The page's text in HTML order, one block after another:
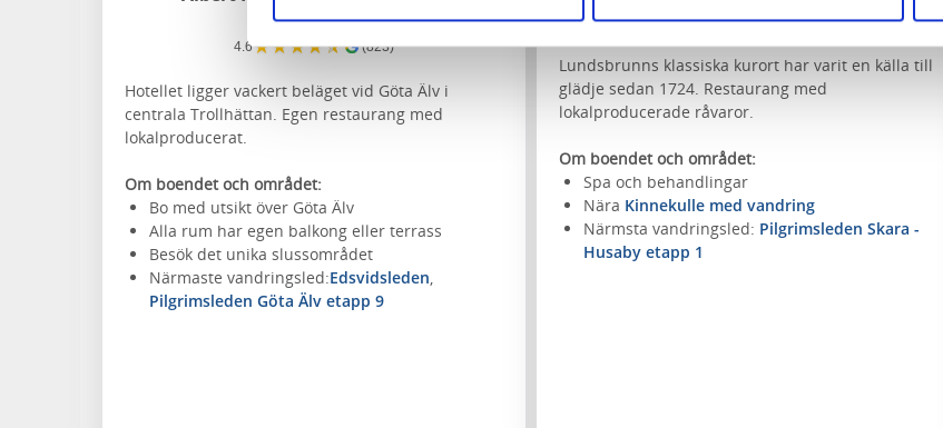
Trollhättan
4.6★★★★★ (823)
Hotellet ligger vackert beläget vid Göta Älv i
centrala Trollhättan. Egen restaurang med
lokalproducerat.
Om boendet och området:
Bo med utsikt över Göta Älv
Alla rum har egen balkong eller terrass
Besök det unika slussområdet
Närmaste vandringsled:Edsvidsleden,
Pilgrimsleden Göta Älv etapp 9
Lundsbrunn
Lundsbrunns klassiska kurort har varit en källa till
glädje sedan 1724. Restaurang med
lokalproducerade råvaror.
Om boendet och området:
Spa och behandlingar
Nära Kinnekulle med vandring
Närmsta vandringsled: Pilgrimsleden Skara -
Husaby etapp 1